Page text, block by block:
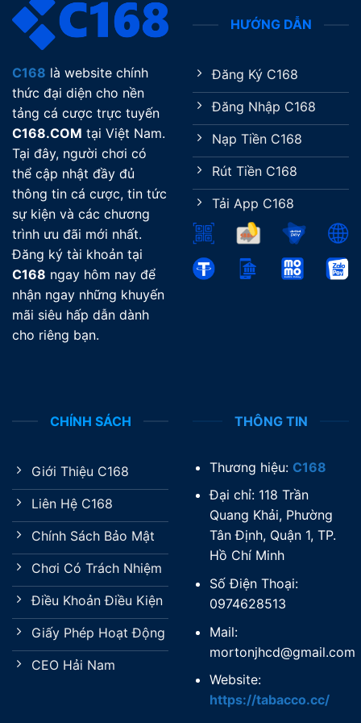
2026
C168 là website chính
thức đại diện cho nền
tảng cá cược trực tuyến
C168.COM tại Việt Nam.
Tại đây, người chơi có
thể cập nhật đầy đủ
thông tin cá cược, tin tức
sự kiện và các chương
trình ưu đãi mới nhất.
Đăng ký tài khoản tại
C168 ngay hôm nay để
nhận ngay những khuyến
mãi siêu hấp dẫn dành
cho riêng bạn.
HƯỚNG DẪN
Đăng Ký C168
Đăng Nhập C168
Nạp Tiền C168
Rút Tiền C168
Tải App C168
CHÍNH SÁCH
Giới Thiệu C168
Liên Hệ C168
Chính Sách Bảo Mật
Chơi Có Trách Nhiệm
Điều Khoản Điều Kiện
Giấy Phép Hoạt Động
CEO Hải Nam
THÔNG TIN
Thương hiệu: C168
Đại chỉ: 118 Trần
Quang Khải, Phường
Tân Định, Quận 1, TP.
Hồ Chí Minh
Số Điện Thoại:
0974628513
Mail:
mortonjhcd@gmail.com
Website:
https://tabacco.cc/